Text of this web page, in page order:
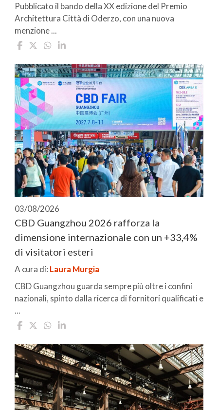
Pubblicato il bando della XX edizione del Premio
Architettura Città di Oderzo, con una nuova
menzione ...
03/08/2026
CBD Guangzhou 2026 rafforza la
dimensione internazionale con un +33,4%
di visitatori esteri
A cura di: Laura Murgia
CBD Guangzhou guarda sempre più oltre i confini
nazionali, spinto dalla ricerca di fornitori qualificati e
...